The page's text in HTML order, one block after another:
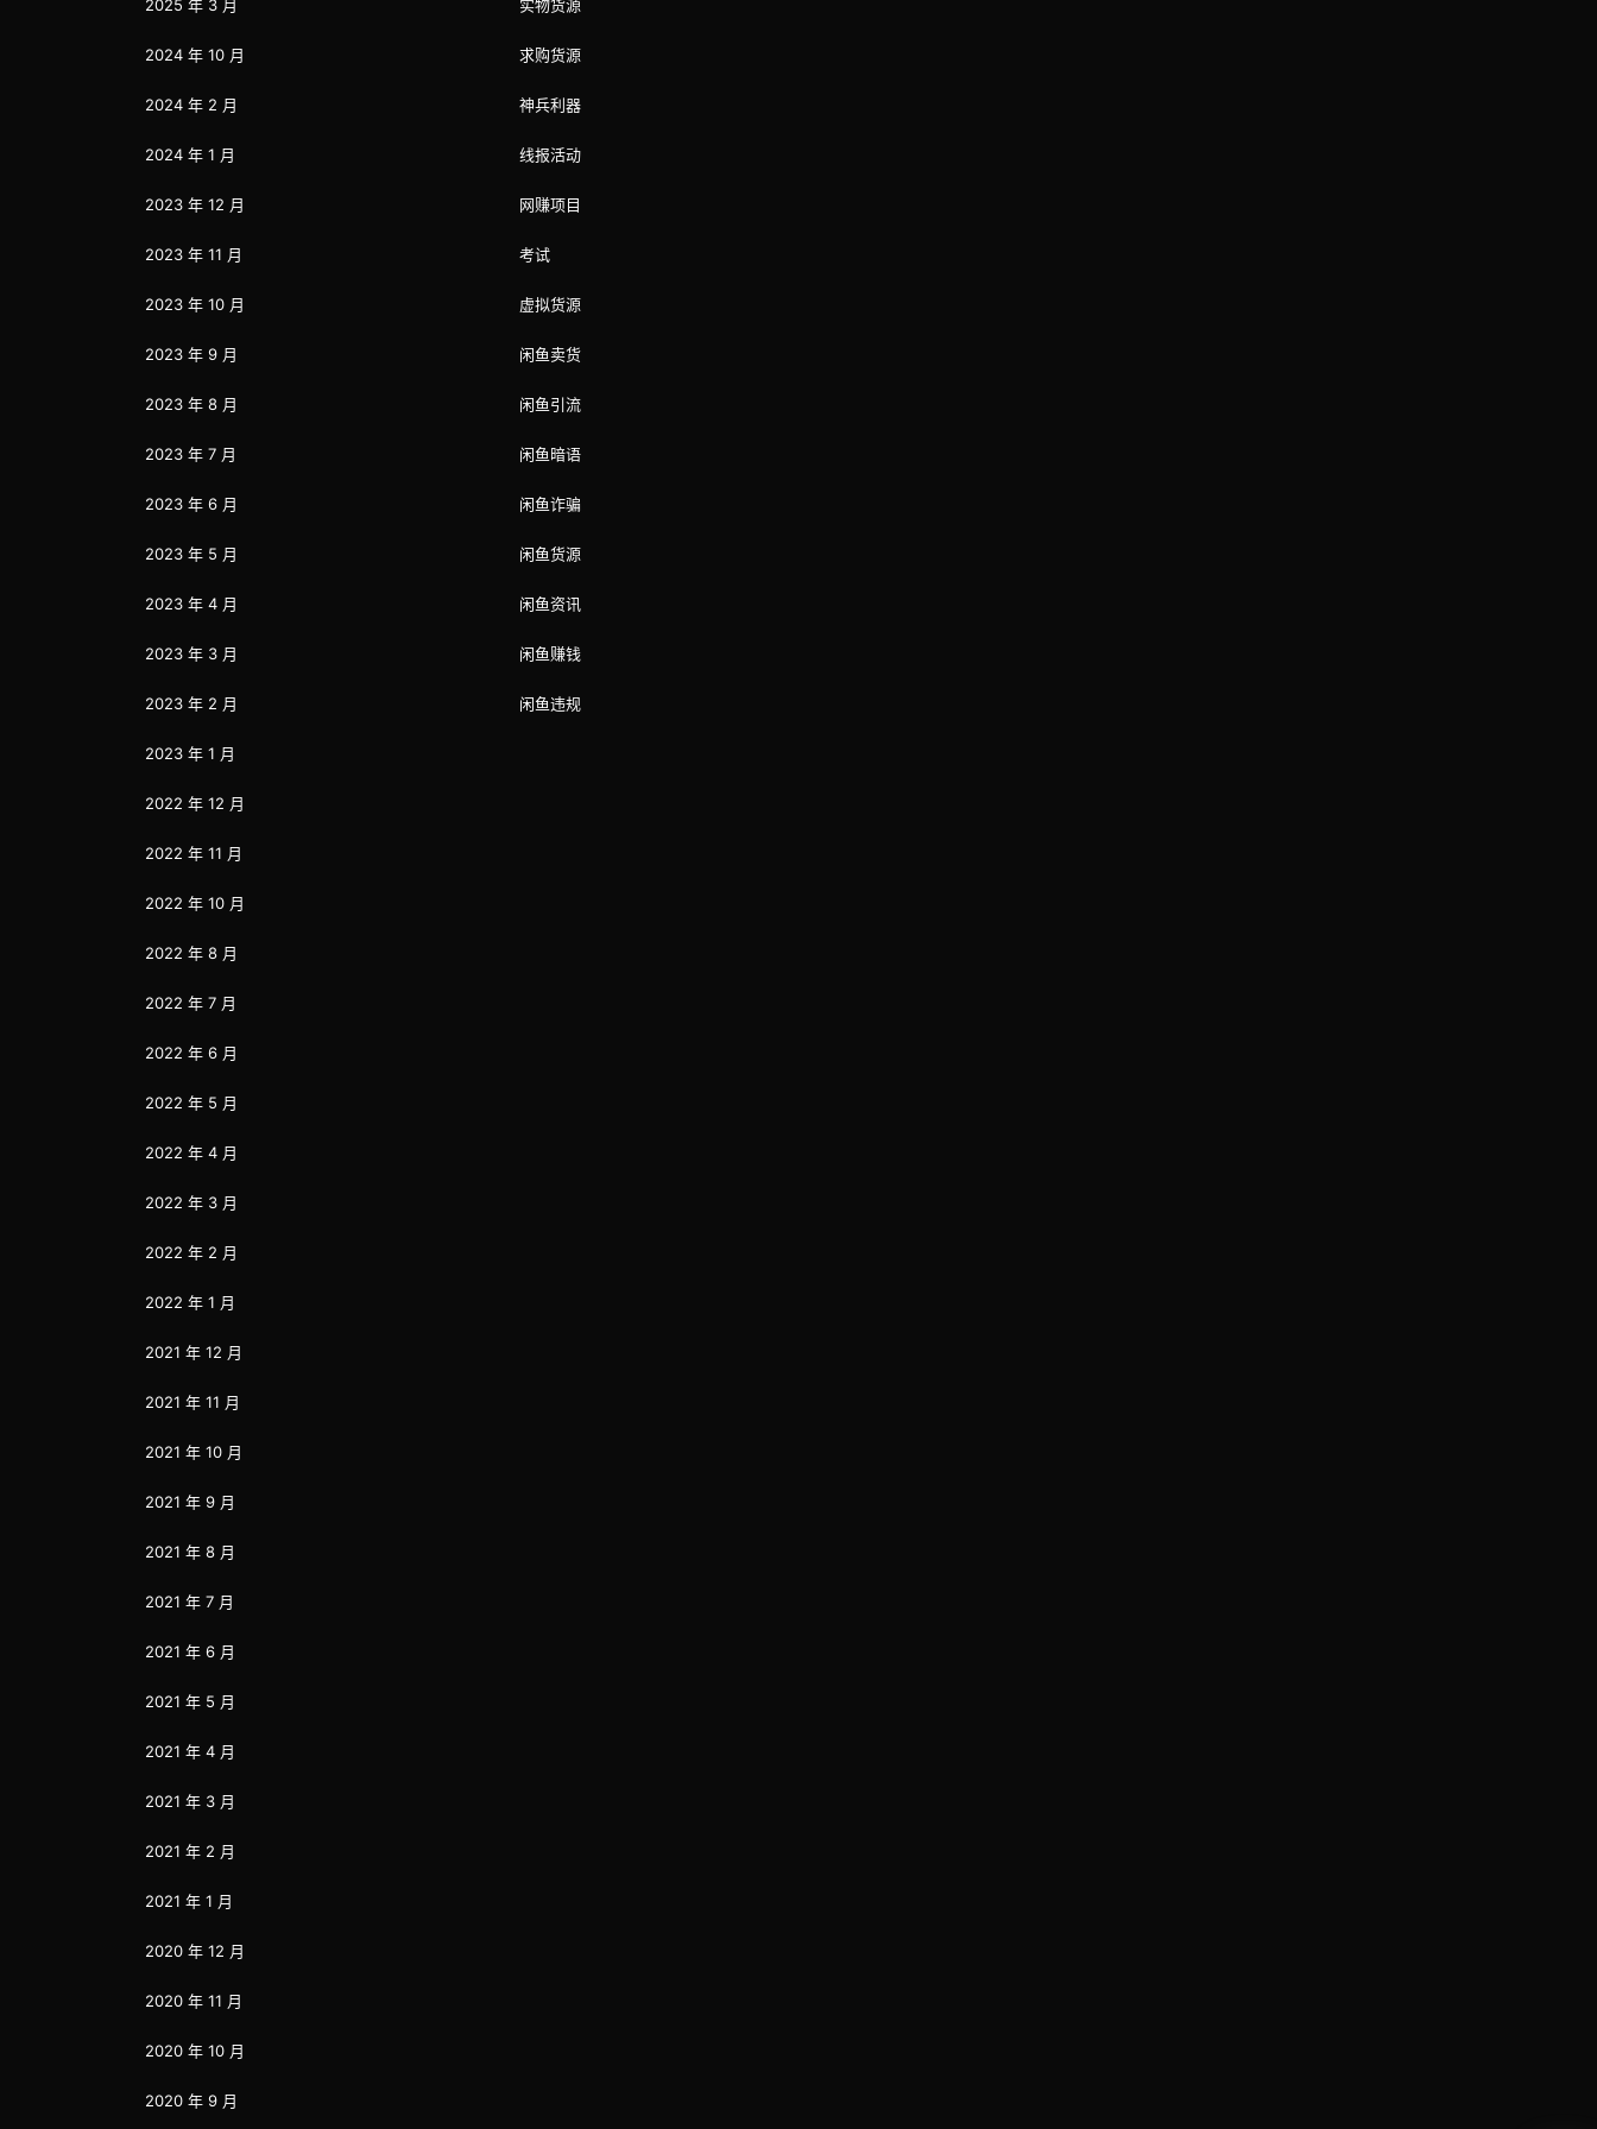
2025 年 3 月
2024 年 10 月
2024 年 2 月
2024 年 1 月
2023 年 12 月
2023 年 11 月
2023 年 10 月
2023 年 9 月
2023 年 8 月
2023 年 7 月
2023 年 6 月
2023 年 5 月
2023 年 4 月
2023 年 3 月
2023 年 2 月
2023 年 1 月
2022 年 12 月
2022 年 11 月
2022 年 10 月
2022 年 8 月
2022 年 7 月
2022 年 6 月
2022 年 5 月
2022 年 4 月
2022 年 3 月
2022 年 2 月
2022 年 1 月
2021 年 12 月
2021 年 11 月
2021 年 10 月
2021 年 9 月
2021 年 8 月
2021 年 7 月
2021 年 6 月
2021 年 5 月
2021 年 4 月
2021 年 3 月
2021 年 2 月
2021 年 1 月
2020 年 12 月
2020 年 11 月
2020 年 10 月
2020 年 9 月
实物货源
求购货源
神兵利器
线报活动
网赚项目
考试
虚拟货源
闲鱼卖货
闲鱼引流
闲鱼暗语
闲鱼诈骗
闲鱼货源
闲鱼资讯
闲鱼赚钱
闲鱼违规